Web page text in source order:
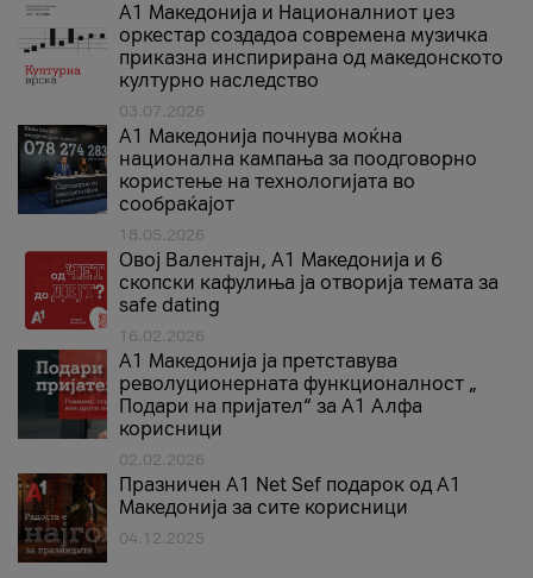
А1 Македонија и Националниот џез
оркестар создадоа современа музичка
приказна инспирирана од македонското
културно наследство
03.07.2026
A1 Македонија почнува моќна
национална кампања за поодговорно
користење на технологијата во
сообраќајот
18.05.2026
Овој Валентајн, A1 Македонија и 6
скопски кафулиња ја отворија темата за
safe dating
16.02.2026
А1 Македонија ја претставува
револуционерната функционалност „
Подари на пријател“ за А1 Алфа
корисници
02.02.2026
Празничен A1 Net Sеf подарок од А1
Македонија за сите корисници
04.12.2025